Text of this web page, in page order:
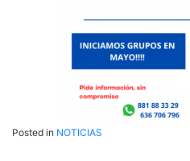
Posted in NOTICIAS